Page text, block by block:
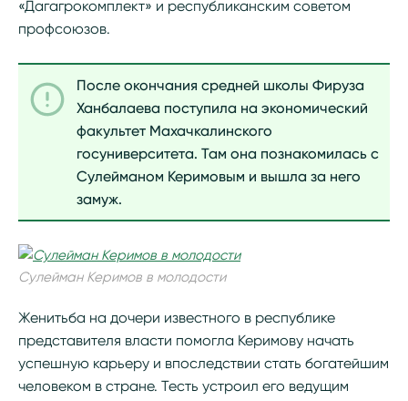
«Дагагрокомплект» и республиканским советом
профсоюзов.
После окончания средней школы Фируза
Ханбалаева поступила на экономический
факультет Махачкалинского
госуниверситета. Там она познакомилась с
Сулейманом Керимовым и вышла за него
замуж.
Сулейман Керимов в молодости
Женитьба на дочери известного в республике
представителя власти помогла Керимову начать
успешную карьеру и впоследствии стать богатейшим
человеком в стране. Тесть устроил его ведущим